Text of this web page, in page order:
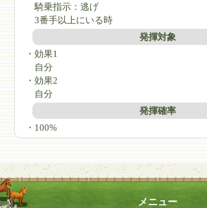
騎乗指示：逃げ
3番手以上にいる時
発揮対象
・効果1
自分
・効果2
自分
発揮確率
・100%
メニュー